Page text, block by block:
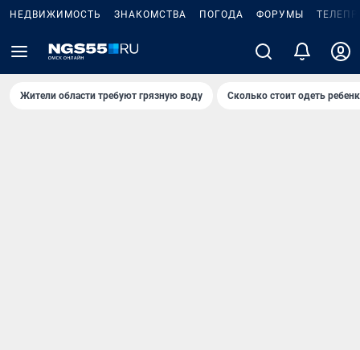
НЕДВИЖИМОСТЬ ЗНАКОМСТВА ПОГОДА ФОРУМЫ
Жители области требуют грязную воду Сколько стоит одеть